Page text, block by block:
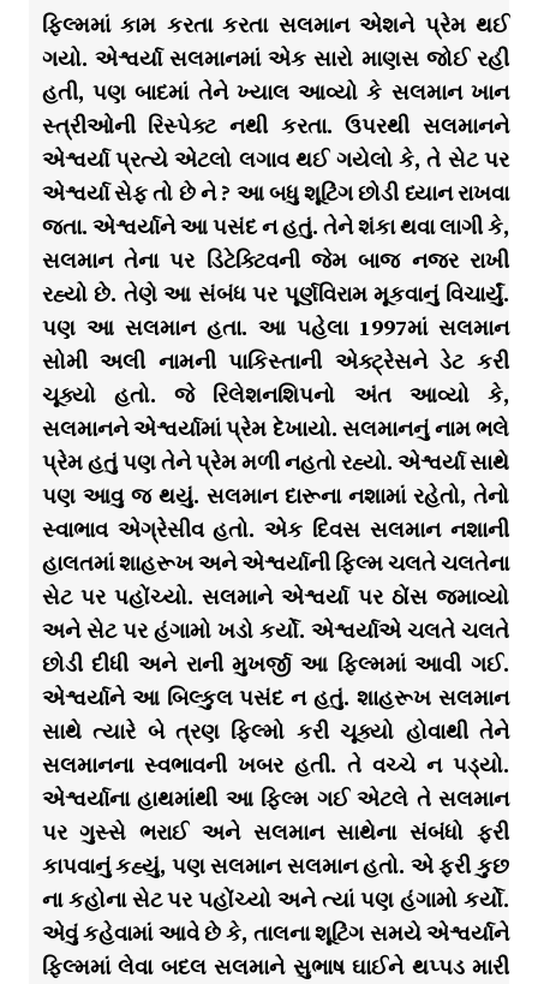
ફિલ્મમાં કામ કરતા કરતા સલમાન એશને પ્રેમ થઈ
ગયો. એશ્વર્યા સલમાનમાં એક સારો માણસ જોઈ રહી
હતી, પણ બાદમાં તેને ખ્યાલ આવ્યો કે સલમાન ખાન
સ્ત્રીઓની રિસ્પેક્ટ નથી કરતા. ઉપરથી સલમાનને
એશ્વર્યા પ્રત્યે એટલો લગાવ થઈ ગયેલો કે, તે સેટ પર
એશ્વર્યા સેફ તો છે ને ? આ બધુ શૂટિંગ છોડી ધ્યાન રાખવા
જતા. એશ્વર્યાને આ પસંદ ન હતું. તેને શંકા થવા લાગી કે,
સલમાન તેના પર ડિટેક્ટિવની જેમ બાજ નજર રાખી
રહ્યો છે. તેણે આ સંબંધ પર પૂર્ણવિરામ મૂકવાનું વિચાર્યું.
પણ આ સલમાન હતા. આ પહેલા 1997માં સલમાન
સોમી અલી નામની પાકિસ્તાની એક્ટ્રેસને ડેટ કરી
ચૂક્યો હતો. જે રિલેશનશિપનો અંત આવ્યો કે,
સલમાનને એશ્વર્યામાં પ્રેમ દેખાયો. સલમાનનું નામ ભલે
પ્રેમ હતું પણ તેને પ્રેમ મળી નહતો રહ્યો. એશ્વર્યા સાથે
પણ આવુ જ થયું. સલમાન દારૂના નશામાં રહેતો, તેનો
સ્વાભાવ એગ્રેસીવ હતો. એક દિવસ સલમાન નશાની
હાલતમાં શાહરૂખ અને એશ્વર્યાની ફિલ્મ ચલતે ચલતેના
સેટ પર પહોંચ્યો. સલમાને એશ્વર્યા પર ઠોંસ જમાવ્યો
અને સેટ પર હંગામો ખડો કર્યો. એશ્વર્યાએ ચલતે ચલતે
છોડી દીધી અને રાની મુખર્જી આ ફિલ્મમાં આવી ગઈ.
એશ્વર્યાને આ બિલ્કુલ પસંદ ન હતું. શાહરૂખ સલમાન
સાથે ત્યારે બે ત્રણ ફિલ્મો કરી ચૂક્યો હોવાથી તેને
સલમાનના સ્વભાવની ખબર હતી. તે વચ્ચે ન પડ્યો.
એશ્વર્યાના હાથમાંથી આ ફિલ્મ ગઈ એટલે તે સલમાન
પર ગુસ્સે ભરાઈ અને સલમાન સાથેના સંબંધો ફરી
કાપવાનું કહ્યું, પણ સલમાન સલમાન હતો. એ ફરી કુછ
ના કહોના સેટ પર પહોંચ્યો અને ત્યાં પણ હંગામો કર્યો.
એવું કહેવામાં આવે છે કે, તાલના શૂટિંગ સમયે એશ્વર્યાને
ફિલ્મમાં લેવા બદલ સલમાને સુભાષ ઘાઈને થપ્પડ મારી